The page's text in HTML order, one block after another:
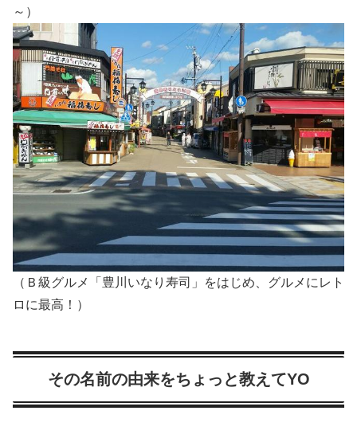
～）
（Ｂ級グルメ「豊川いなり寿司」をはじめ、グルメにレト
ロに最高！）
その名前の由来をちょっと教えてYO